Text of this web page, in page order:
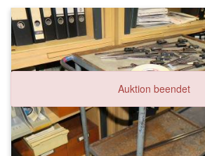
Auktion beendet